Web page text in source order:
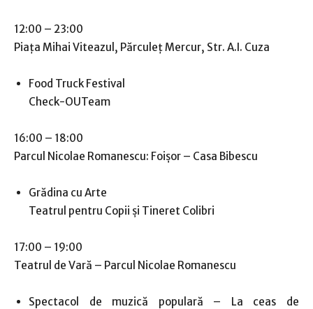
12:00 – 23:00
Piaţa Mihai Viteazul, Părculeţ Mercur, Str. A.I. Cuza
Food Truck Festival
Check-OUTeam
16:00 – 18:00
Parcul Nicolae Romanescu: Foișor – Casa Bibescu
Grădina cu Arte
Teatrul pentru Copii și Tineret Colibri
17:00 – 19:00
Teatrul de Vară – Parcul Nicolae Romanescu
Spectacol de muzică populară – La ceas de